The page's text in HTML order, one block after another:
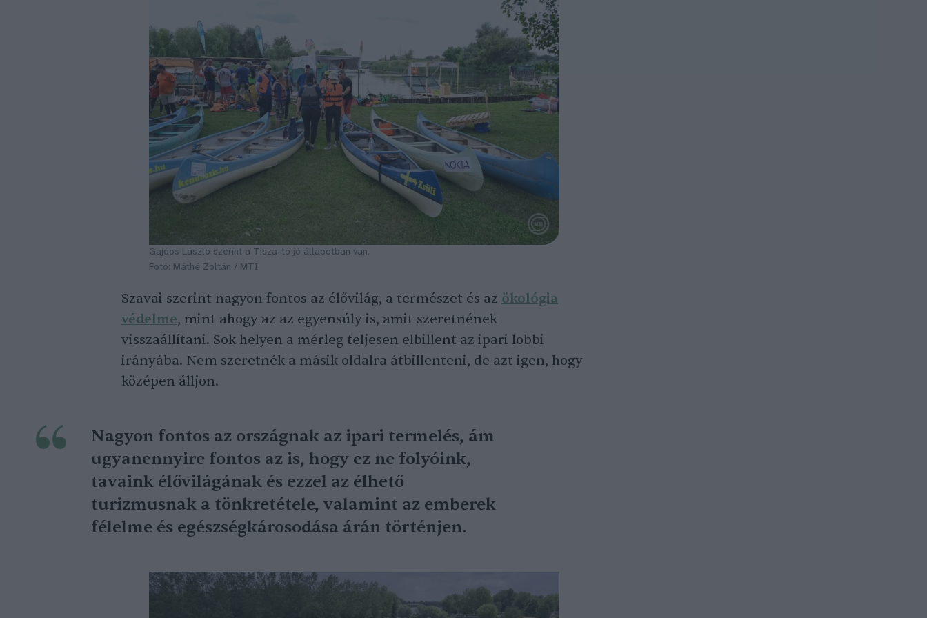
Gajdos László szerint a Tisza-tó jó állapotban van.
Fotó: Máthé Zoltán / MTI
Szavai szerint nagyon fontos az élővilág, a természet és az ökológia
védelme, mint ahogy az az egyensúly is, amit szeretnének
visszaállítani. Sok helyen a mérleg teljesen elbillent az ipari lobbi
irányába. Nem szeretnék a másik oldalra átbillenteni, de azt igen, hogy
középen álljon.
Nagyon fontos az országnak az ipari termelés, ám
ugyanennyire fontos az is, hogy ez ne folyóink,
tavaink élővilágának és ezzel az élhető
turizmusnak a tönkretétele, valamint az emberek
félelme és egészségkárosodása árán történjen.